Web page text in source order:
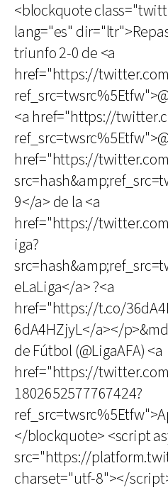
<blockquote
lang="es"
triunfo 2-0 de <a
href="https://
<a href="https://
href="https://
9</a> de la <a
href="https://
iga?
eLaLiga</a> ?<a
href="https://t.co/
6dA4HZjyL</a></
de Fútbol (@LigaAFA) <a
href="https://
1802652577767424?
</blockquote> <script
src="https://
charset="utf-8"></